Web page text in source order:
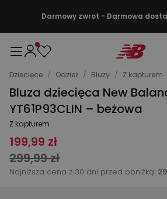
Darmowy zwrot - Darmowa
Dziecięce / Odzież / Bluzy / Z kapturem
Bluza dziecięca New
YT61P93CLIN – beżowa
Z kapturem
199,99 zł
299,99 zł
Najniższa cena z 30 dni przed obniżką: